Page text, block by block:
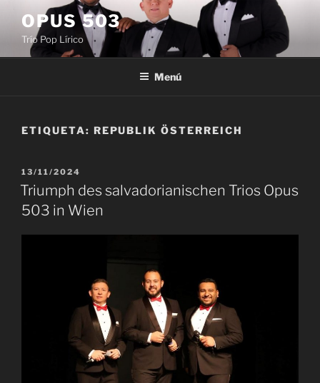
contenido
OPUS 503
Trío Pop Lírico
Menú
ETIQUETA: REPUBLIK ÖSTERREICH
PUBLICADO
EL
13/11/2024
Triumph des salvadorianischen Trios Opus
503 in Wien